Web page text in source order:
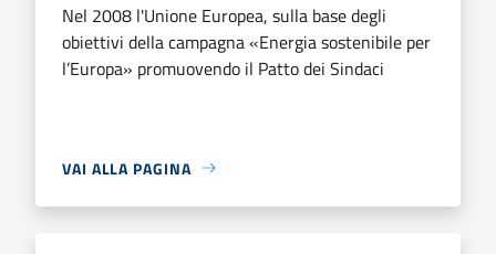
Nel 2008 l'Unione Europea, sulla base degli
obiettivi della campagna «Energia sostenibile per
l’Europa» promuovendo il Patto dei Sindaci
VAI ALLA PAGINA